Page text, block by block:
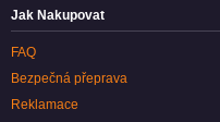
Jak Nakupovat
FAQ
Bezpečná přeprava
Reklamace